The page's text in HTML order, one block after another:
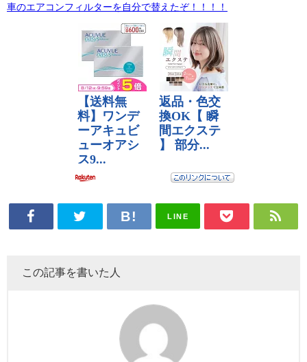
車のエアコンフィルターを自分で替えたぞ！！！！
LINE
この記事を書いた人